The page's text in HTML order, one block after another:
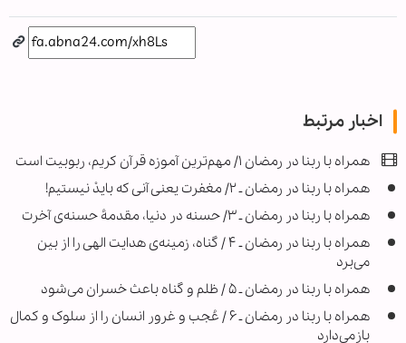
اخبار مرتبط
همراه با ربنا در رمضان ۱/ مهم‌ترین آموزه قرآن کریم، ربوبیت است
همراه با ربنا در رمضان ـ ۲/ مغفرت یعنی آنی که بایدْ نیستیم!
همراه با ربنا در رمضان ـ ۳/ حسنه‌ در دنیا، مقدمۀ حسنه‌ی آخرت
همراه با ربنا در رمضان ـ ۴ / گناه، زمینه‌ی هدایت الهی را از بین
می‌برد
همراه با ربنا در رمضان ـ ۵ / ظلم و گناه باعث خسران می‌شود
همراه با ربنا در رمضان ـ ۶ / عُجب و غرور انسان را از سلوک و کمال
بازمی‌دارد